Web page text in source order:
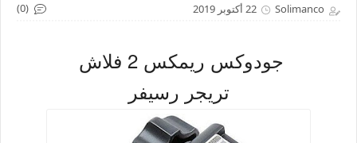
Solimanco 22 أكتوبر 2019 (0)
جودوكس ريمكس 2 فلاش
تريجر رسيفر